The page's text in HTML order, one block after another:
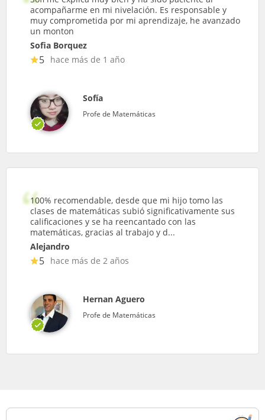
acompañarme en mi nivelación. Es responsable y
muy comprometida por mi aprendizaje, he avanzado
un monton
Sofia Borquez
5 hace más de 1 año
Sofía
Profe de Matemáticas
100% recomendable, desde que mi hijo tomo las
clases de matemáticas subió significativamente sus
calificaciones y se ha reencantado con las
matemáticas, gracias al trabajo y d...
Alejandro
5 hace más de 2 años
Hernan Aguero
Profe de Matemáticas